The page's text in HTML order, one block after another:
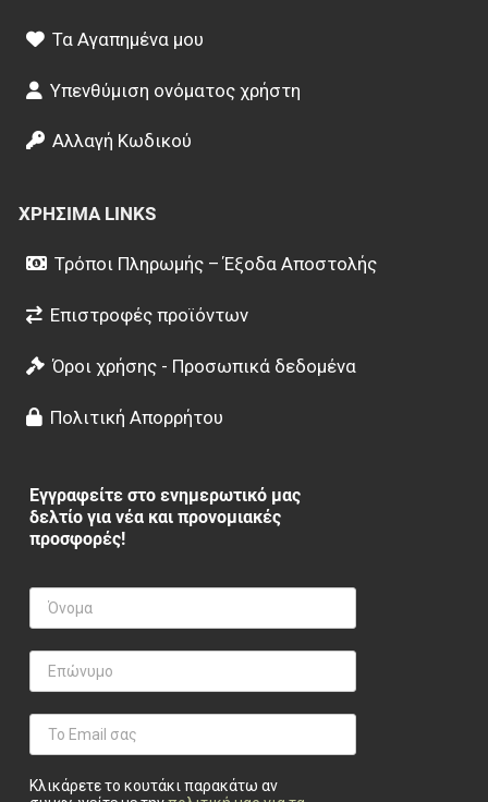
Τα Αγαπημένα μου
Υπενθύμιση ονόματος χρήστη
Αλλαγή Κωδικού
ΧΡΉΣΙΜΑ LINKS
Τρόποι Πληρωμής – Έξοδα Αποστολής
Επιστροφές προϊόντων
Όροι χρήσης - Προσωπικά δεδομένα
Πολιτική Απορρήτου
Εγγραφείτε στο ενημερωτικό μας
δελτίο για νέα και προνομιακές
προσφορές!
Κλικάρετε το κουτάκι παρακάτω αν